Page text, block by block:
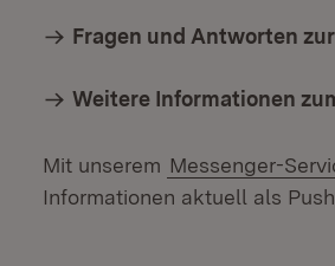
Fragen und Antworten
Weitere Informationen
Mit unserem Messenger-
Informationen aktuell als